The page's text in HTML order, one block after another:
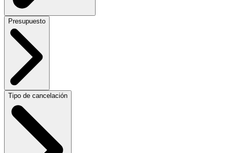
Presupuesto
Tipo de cancelación